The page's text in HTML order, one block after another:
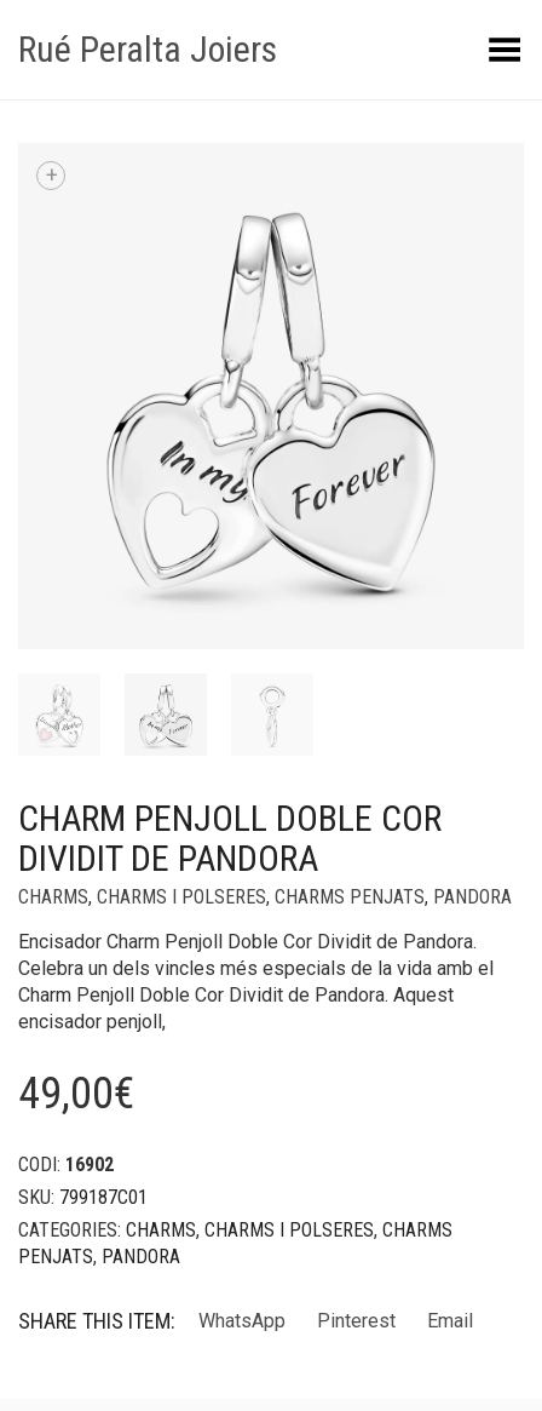
Rué Peralta Joiers Obrir/tancar el menú
+
CHARM PENJOLL DOBLE COR
DIVIDIT DE PANDORA
CHARMS, CHARMS I POLSERES, CHARMS PENJATS, PANDORA
Encisador Charm Penjoll Doble Cor Dividit de Pandora.
Celebra un dels vincles més especials de la vida amb el
Charm Penjoll Doble Cor Dividit de Pandora. Aquest
encisador penjoll,
49,00€
CODI: 16902
SKU: 799187C01
CATEGORIES: CHARMS, CHARMS I POLSERES, CHARMS
PENJATS, PANDORA
SHARE THIS ITEM: WhatsApp Pinterest Email